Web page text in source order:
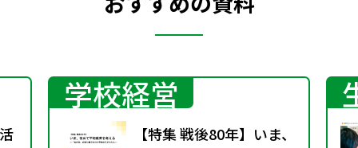
学校経営
【特集 戦後80年】いま、